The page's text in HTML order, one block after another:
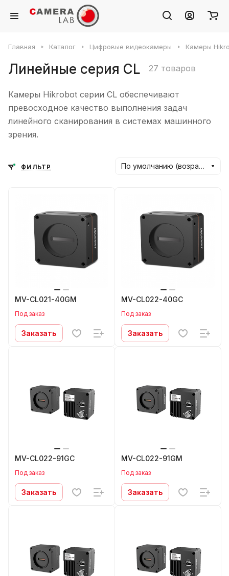
Главная Каталог Цифровые видеокамеры Камеры
Линейные серия CL 27 товаров
Камеры Hikrobot серии CL обеспечивают
превосходное качество выполнения задач
линейного сканирования в системах машинного
зрения.
ФИЛЬТР По умолчанию (возрастание)
MV-CL021-40GM
Под заказ
Заказать
MV-CL022-40GC
Под заказ
Заказать
MV-CL022-91GC
Под заказ
Заказать
MV-CL022-91GM
Под заказ
Заказать